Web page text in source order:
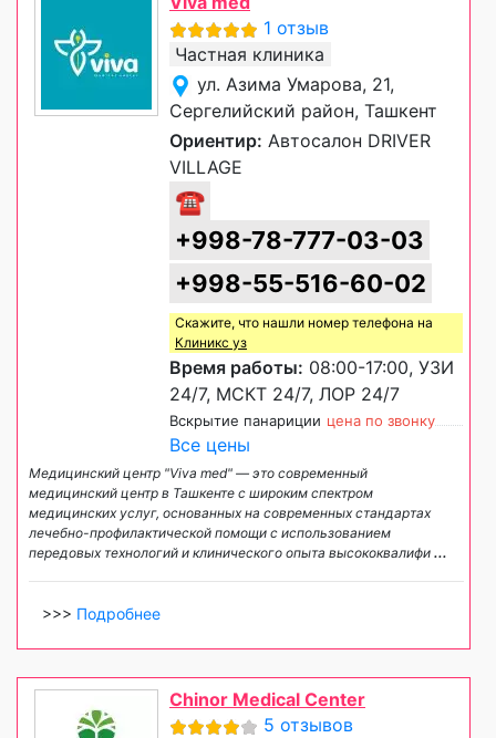
1 отзыв
Частная клиника
ул. Азима Умарова, 21,
Сергелийский район, Ташкент
Ориентир: Автосалон DRIVER
VILLAGE
☎
+998-78-777-03-03
+998-55-516-60-02
Скажите, что нашли номер телефона на
Клиникс уз
Время работы: 08:00-17:00, УЗИ
24/7, МСКТ 24/7, ЛОР 24/7
Вскрытие панариции цена по звонку
Все цены
Медицинский центр "Viva med" — это современный
медицинский центр в Ташкенте с широким спектром
медицинских услуг, основанных на современных стандартах
лечебно-профилактической помощи с использованием
передовых технологий и клинического опыта высококвалифи ...
>>> Подробнее
Chinor Medical Center
5 отзывов